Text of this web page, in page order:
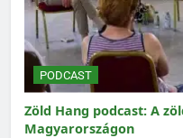
PODCAST
Zöld Hang podcast: A
Magyarországon